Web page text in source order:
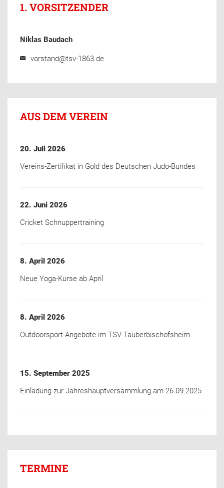
1. VORSITZENDER
Niklas Baudach
vorstand@tsv-1863.de
AUS DEM VEREIN
20. Juli 2026
Vereins-Zertifikat in Gold des Deutschen Judo-Bundes
22. Juni 2026
Cricket Schnuppertraining
8. April 2026
Neue Yoga-Kurse ab April
8. April 2026
Outdoorsport-Angebote im TSV Tauberbischofsheim
15. September 2025
Einladung zur Jahreshauptversammlung am 26.09.2025
TERMINE